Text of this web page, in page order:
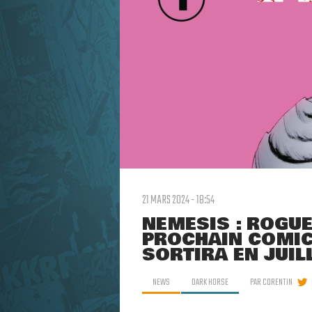
21 MARS 2024 - 18:54
NEMESIS :
PROCHAIN
SORTIRA EN
NEWS DARK HORSE PARCORENTIN